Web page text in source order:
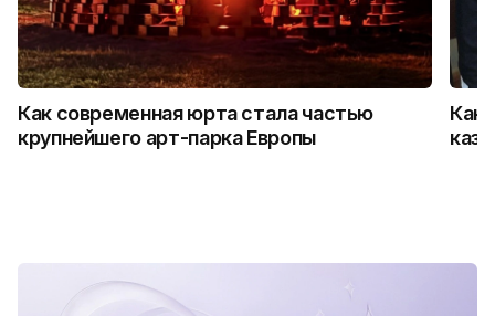
Как современная юрта стала частью
крупнейшего арт-парка Европы
Как